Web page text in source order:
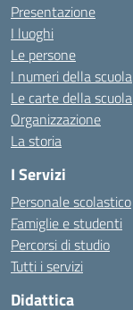
Presentazione
I luoghi
Le persone
I numeri della scuola
Le carte della scuola
Organizzazione
La storia
I Servizi
Personale scolastico
Famiglie e studenti
Percorsi di studio
Tutti i servizi
Didattica